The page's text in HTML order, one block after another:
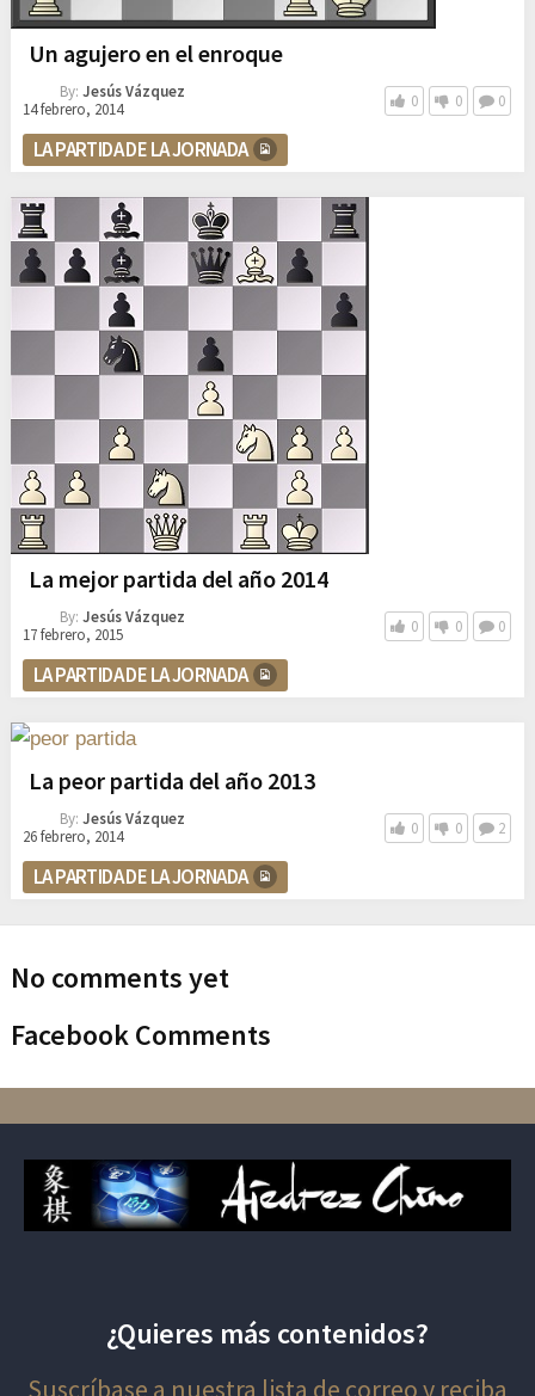
Un agujero en el enroque
By: Jesús Vázquez
14 febrero, 2014
0 0 0
LA PARTIDA DE LA JORNADA
La mejor partida del año 2014
By: Jesús Vázquez
17 febrero, 2015
0 0 0
LA PARTIDA DE LA JORNADA
La peor partida del año 2013
By: Jesús Vázquez
26 febrero, 2014
0 0 2
LA PARTIDA DE LA JORNADA
No comments yet
Facebook Comments
¿Quieres más contenidos?
Suscríbase a nuestra lista de correo y reciba